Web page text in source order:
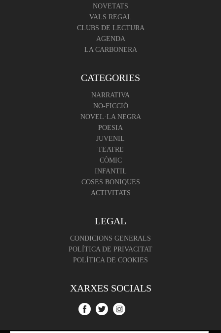
NOVETATS
VALS REGAL
CLUBS DE LECTURA
AGENDA
LA CARBONERA
CATEGORIES
NARRATIVA
NO-FICCIÓ
NOVEL·LA NEGRA
POESIA
JUVENIL
TEATRE
CÒMIC
INFANTIL
COSES BONIQUES
ACTIVITATS
LEGAL
CONDICIONS GENERALS
POLÍTICA DE PRIVACITAT
POLÍTICA DE COOKIES
XARXES SOCIALS